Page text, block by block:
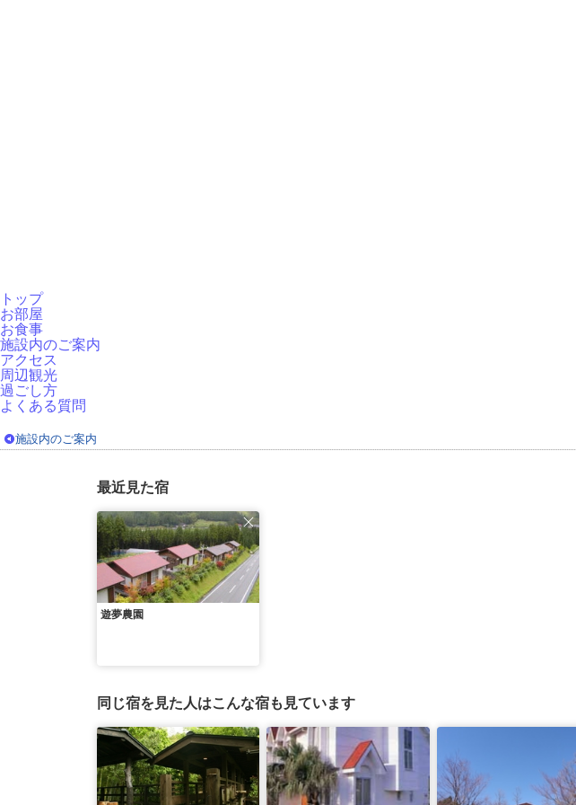
トップ
お部屋
お食事
施設内のご案内
アクセス
周辺観光
過ごし方
よくある質問
施設内のご案内
最近見た宿
遊夢農園
同じ宿を見た人はこんな宿も見ています